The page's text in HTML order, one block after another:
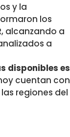
y la
los
alcanzando a
a
disponibles es
cuentan con
regiones del